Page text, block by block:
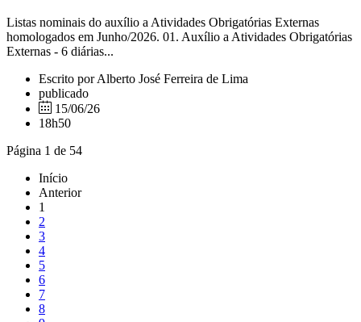
Listas nominais do auxílio a Atividades Obrigatórias Externas
homologados em Junho/2026. 01. Auxílio a Atividades Obrigatórias
Externas - 6 diárias...
Escrito por Alberto José Ferreira de Lima
publicado
15/06/26
18h50
Página 1 de 54
Início
Anterior
1
2
3
4
5
6
7
8